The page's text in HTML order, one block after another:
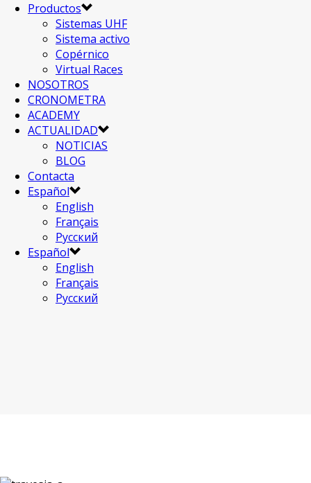
Productos
Sistemas UHF
Sistema activo
Copérnico
Virtual Races
NOSOTROS
CRONOMETRA
ACADEMY
ACTUALIDAD
NOTICIAS
BLOG
Contacta
Español
English
Français
Русский
Español
English
Français
Русский